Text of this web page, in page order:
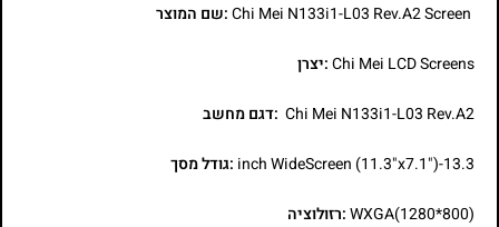
:שם המוצר
Chi Mei LCD Screens:יצרן
Chi Mei N133i1-L03 Rev.A2 :דגם מחשב
13.3-inch WideScreen (11.3"x7.1") :גודל מסך
WXGA(1280*800):רזולוציה